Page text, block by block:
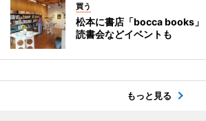
買う
松本に書店「bocca books」
読書会などイベントも
もっと見る